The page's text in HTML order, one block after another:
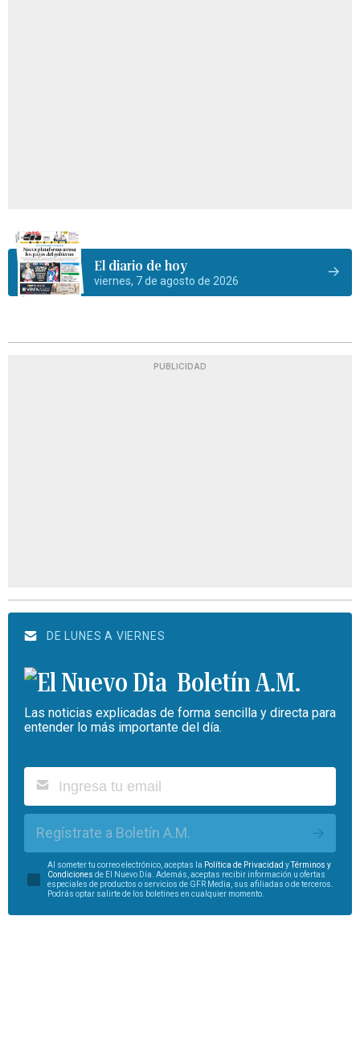
El diario de hoy
viernes, 7 de agosto de 2026
PUBLICIDAD
DE LUNES A VIERNES
Boletín A.M.
Las noticias explicadas de forma sencilla y directa para
entender lo más importante del día.
Regístrate a Boletín A.M.
Al someter tu correo electrónico, aceptas la Política de Privacidad yTérminos y
Condiciones de El Nuevo Día. Además, aceptas recibir información u ofertas
especiales de productos o servicios de GFR Media, sus afiliadas o de terceros.
Podrás optar salirte de los boletines en cualquier momento.